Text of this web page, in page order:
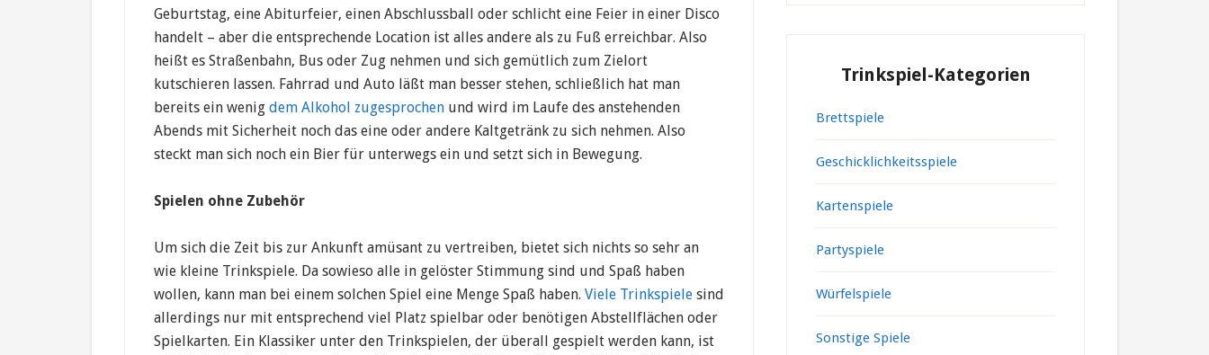
Geburtstag, eine Abiturfeier, einen Abschlussball oder schlicht eine Feier in einer Disco
handelt – aber die entsprechende Location ist alles andere als zu Fuß erreichbar. Also
heißt es Straßenbahn, Bus oder Zug nehmen und sich gemütlich zum Zielort
kutschieren lassen. Fahrrad und Auto läßt man besser stehen, schließlich hat man
bereits ein wenig dem Alkohol zugesprochen und wird im Laufe des anstehenden
Abends mit Sicherheit noch das eine oder andere Kaltgetränk zu sich nehmen. Also
steckt man sich noch ein Bier für unterwegs ein und setzt sich in Bewegung.
Spielen ohne Zubehör
Um sich die Zeit bis zur Ankunft amüsant zu vertreiben, bietet sich nichts so sehr an
wie kleine Trinkspiele. Da sowieso alle in gelöster Stimmung sind und Spaß haben
wollen, kann man bei einem solchen Spiel eine Menge Spaß haben. Viele Trinkspiele sind
allerdings nur mit entsprechend viel Platz spielbar oder benötigen Abstellflächen oder
Spielkarten. Ein Klassiker unter den Trinkspielen, der überall gespielt werden kann, ist
Trinkspiel-Kategorien
Brettspiele
Geschicklichkeitsspiele
Kartenspiele
Partyspiele
Würfelspiele
Sonstige Spiele